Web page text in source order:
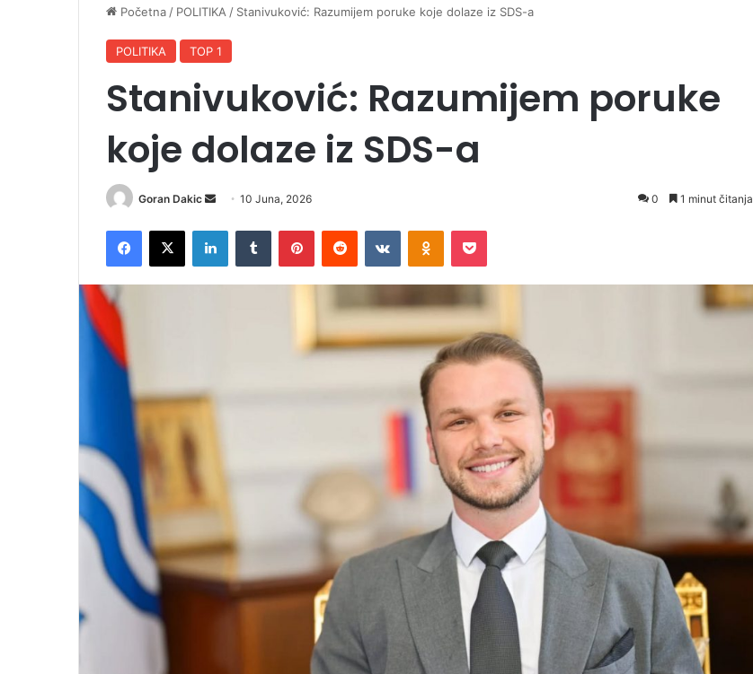
Početna / POLITIKA / Stanivuković: Razumijem poruke koje dolaze iz SDS-a
POLITIKA TOP 1
Stanivuković: Razumijem poruke
koje dolaze iz SDS-a
Goran Dakic
a
10 Juna, 2026 0 1 minut čitanja